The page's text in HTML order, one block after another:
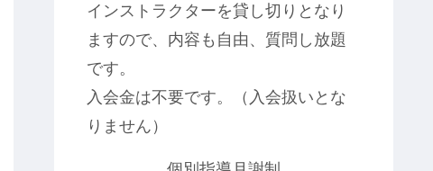
インストラクターを貸し切りとなり
ますので、内容も自由、質問し放題
です。
入会金は不要です。（入会扱いとな
りません）